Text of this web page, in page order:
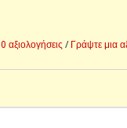
0 αξιολογήσεις / Γράψτε μια